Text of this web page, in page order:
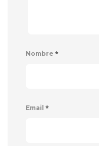
Nombre *
Email *